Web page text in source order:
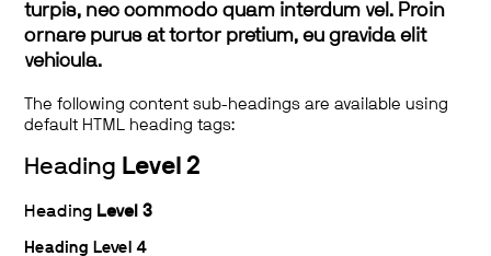
turpis, nec commodo quam interdum vel. Proin
ornare purus at tortor pretium, eu gravida elit
vehicula.
The following content sub-headings are available using
default HTML heading tags:
Heading Level 2
Heading Level 3
Heading Level 4